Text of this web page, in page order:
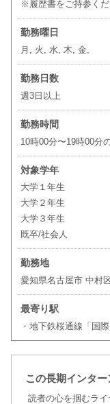
※履歴書をご持参くだ
勤務曜日
月, 火, 水, 木, 金,
勤務日数
週3日以上
勤務時間
10時00分〜19時00分
対象学年
大学１年生
大学２年生
大学３年生
既卒/社会人
勤務地
愛知県名古屋市 中村
最寄り駅
・地下鉄桜通線「国
この長期インタ
読者の心を掴むラ